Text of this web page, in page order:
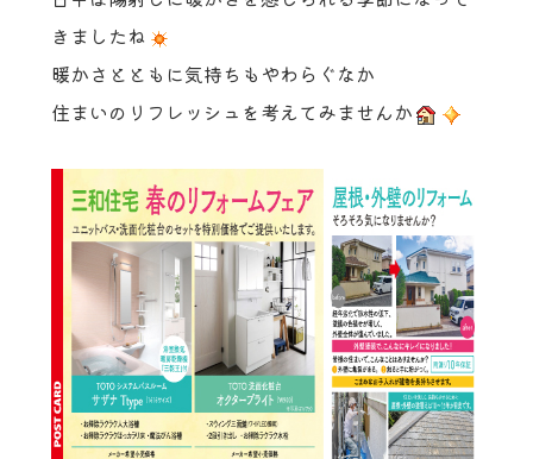
きましたね
暖かさとともに気持ちもやわらぐなか
住まいのリフレッシュを考えてみませんか